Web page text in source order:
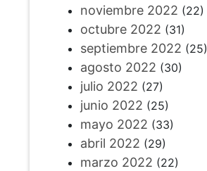
noviembre 2022 (22)
octubre 2022 (31)
septiembre 2022 (25)
agosto 2022 (30)
julio 2022 (27)
junio 2022 (25)
mayo 2022 (33)
abril 2022 (29)
marzo 2022 (22)